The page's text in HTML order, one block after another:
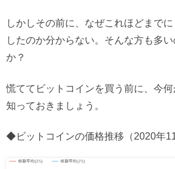
しかしその前に、なぜこれほどまで
したのか分からない。そんな方も多
か？
慌ててビットコインを買う前に、今
知っておきましょう。
◆ビットコインの価格推移（2020年